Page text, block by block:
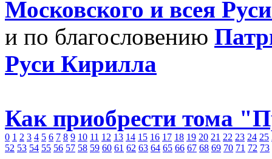
Московского и всея
и по благословению
Руси Кирилла
Как приобрести тома
0 1 2 3 4 5 6 7 8 9 10 11 12 13 14 15 16 17 18 19 20 21 22 23 24 25
52 53 54 55 56 57 58 59 60 61 62 63 64 65 66 67 68 69 70 71 72 73